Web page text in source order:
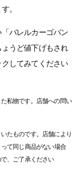
。
バレルカーゴパン
うど値下げもされ
してみてください
私物です。店舗への問い
たものです。店舗により
て同じ商品がない場合
、ご了承ください